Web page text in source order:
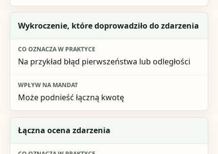
Wykroczenie, które doprowadziło do zdarzenia
Na przykład błąd pierwszeństwa lub odległości
Może podnieść łączną kwotę
Łączna ocena zdarzenia